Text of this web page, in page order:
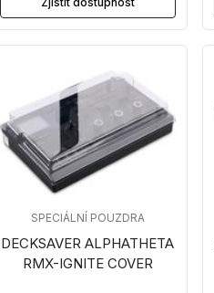
DECKSAVER ALPHATHETA
RMX-IGNITE COVER
SPECIÁLNÍ POUZDRA